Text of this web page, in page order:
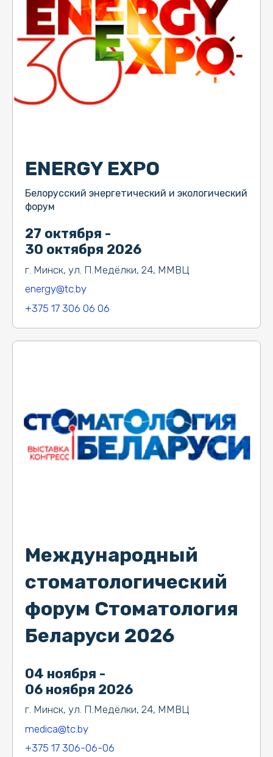
27 октября -
30 октября 2026
г. Минск, ул. П.Медёлки, 24, ММВЦ
energy@tc.by
+375 17 306 06 06
ENERGY EXPO
Белорусский энергетический и экологический
форум
04 ноября -
06 ноября 2026
г. Минск, ул. П.Медёлки, 24, ММВЦ
medica@tc.by
+375 17 306-06-06
Международный
стоматологический
форум Стоматология
Беларуси 2026